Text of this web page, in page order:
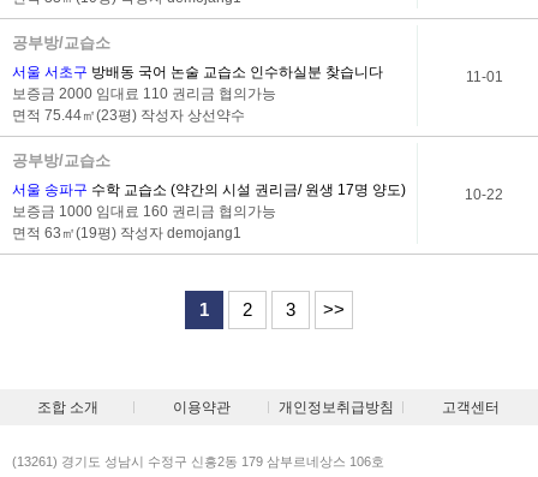
공부방/교습소
서울 서초구 방배동 국어 논술 교습소 인수하실분 찾습니다
보증금 2000 임대료 110 권리금 협의가능
면적 75.44㎡(23평) 작성자 상선약수
11-01
공부방/교습소
서울 송파구 수학 교습소 (약간의 시설 권리금/ 원생 17명 양도)
보증금 1000 임대료 160 권리금 협의가능
면적 63㎡(19평) 작성자 demojang1
10-22
1 2 3 >>
조합 소개 이용약관 개인정보취급방침 고객센터
(13261) 경기도 성남시 수정구 신흥2동 179 삼부르네상스 106호